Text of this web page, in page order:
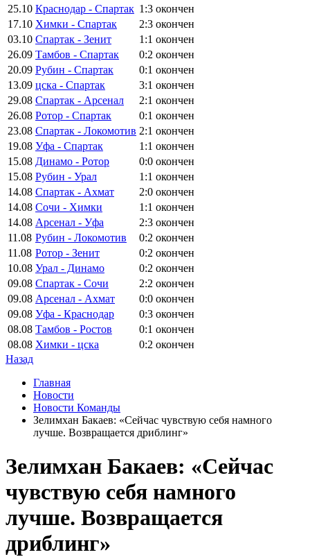
25.10 Краснодар - Спартак 1:3 окончен
17.10 Химки - Спартак 2:3 окончен
03.10 Спартак - Зенит 1:1 окончен
26.09 Тамбов - Спартак 0:2 окончен
20.09 Рубин - Спартак 0:1 окончен
13.09 цска - Спартак 3:1 окончен
29.08 Спартак - Арсенал 2:1 окончен
26.08 Ротор - Спартак 0:1 окончен
23.08 Спартак - Локомотив 2:1 окончен
19.08 Уфа - Спартак 1:1 окончен
15.08 Динамо - Ротор 0:0 окончен
15.08 Рубин - Урал 1:1 окончен
14.08 Спартак - Ахмат 2:0 окончен
14.08 Сочи - Химки 1:1 окончен
14.08 Арсенал - Уфа 2:3 окончен
11.08 Рубин - Локомотив 0:2 окончен
11.08 Ротор - Зенит 0:2 окончен
10.08 Урал - Динамо 0:2 окончен
09.08 Спартак - Сочи 2:2 окончен
09.08 Арсенал - Ахмат 0:0 окончен
09.08 Уфа - Краснодар 0:3 окончен
08.08 Тамбов - Ростов 0:1 окончен
08.08 Химки - цска 0:2 окончен
Назад
Главная
Новости
Новости Команды
Зелимхан Бакаев: «Сейчас чувствую себя намного
лучше. Возвращается дриблинг»
Зелимхан Бакаев: «Сейчас
чувствую себя намного
лучше. Возвращается
дриблинг»